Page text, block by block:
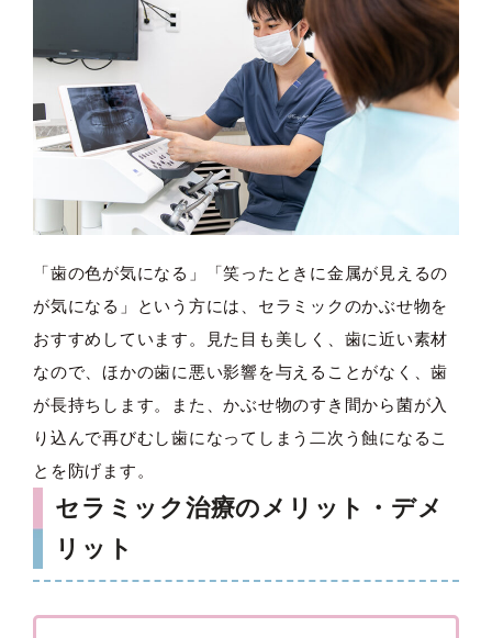
「歯の色が気になる」「笑ったときに金属が見えるの
が気になる」という方には、セラミックのかぶせ物を
おすすめしています。見た目も美しく、歯に近い素材
なので、ほかの歯に悪い影響を与えることがなく、歯
が長持ちします。また、かぶせ物のすき間から菌が入
り込んで再びむし歯になってしまう二次う蝕になるこ
とを防げます。
セラミック治療のメリット・デメ
リット